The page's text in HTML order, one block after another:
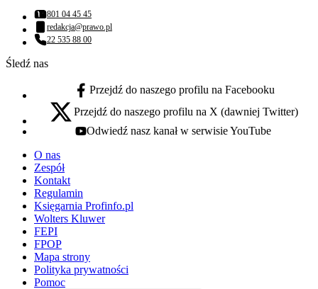
Numer telefonu:
801 04 45 45
Adres email:
redakcja@prawo.pl
Numer telefonu:
22 535 88 00
Śledź nas
facebook - otwiera się w nowej karcie
Przejdź do naszego profilu na Facebooku
x - otwiera się w nowej karcie
Przejdź do naszego profilu na X (dawniej Twitter)
youtube - otwiera się w nowej karcie
Odwiedź nasz kanał w serwisie YouTube
O nas
Zespół
Kontakt
Regulamin
Księgarnia Profinfo.pl
Wolters Kluwer
FEPI
FPOP
Mapa strony
Polityka prywatności
Pomoc